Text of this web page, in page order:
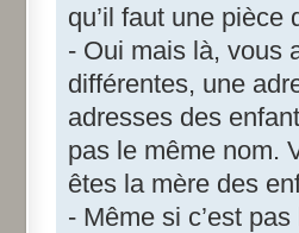
qu’il faut une pièce
- Oui mais là, vous
différentes, une
adresses des
pas le même nom.
êtes la mère des
- Même si c’est